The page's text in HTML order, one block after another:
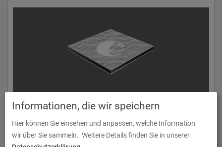
Butlerfinish (Aluverbundplatte gebürstet)
zum Artikel
Informationen, die wir speichern
Hier können Sie einsehen und anpassen, welche Information
wir über Sie sammeln. Weitere Details finden Sie in unserer